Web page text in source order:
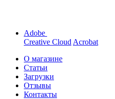
Adobe
Creative Cloud Acrobat
О магазине
Статьи
Загрузки
Отзывы
Контакты